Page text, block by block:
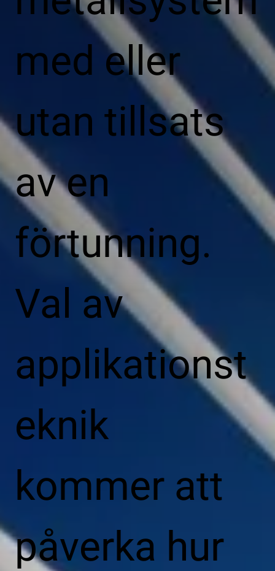
med eller
utan tillsats
av en
förtunning.
Val av
applikationst
eknik
kommer att
påverka hur